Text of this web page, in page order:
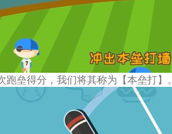
垒得分，我们将其称为【本垒打】。